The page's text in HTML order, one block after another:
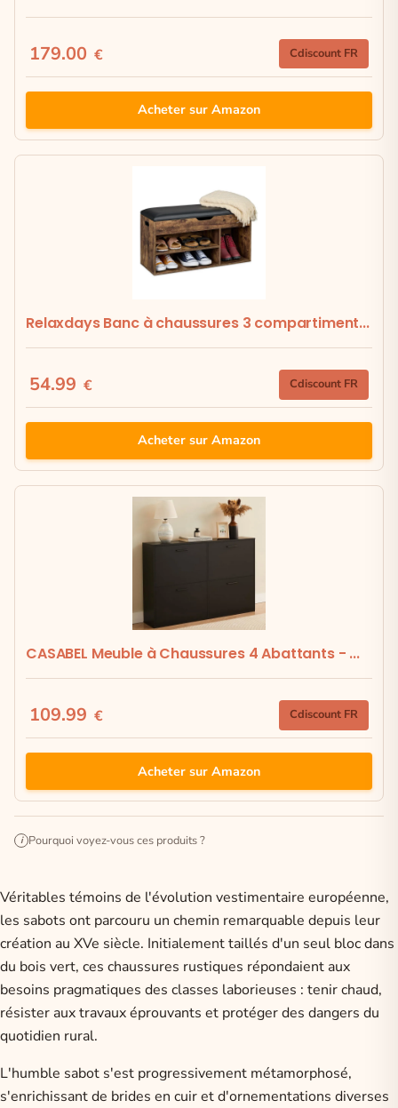
179.00 € Cdiscount FR
Acheter sur Amazon
Relaxdays Banc à chaussures 3 compartiment...
54.99 € Cdiscount FR
Acheter sur Amazon
CASABEL Meuble à Chaussures 4 Abattants - ...
109.99 € Cdiscount FR
Acheter sur Amazon
i Pourquoi voyez-vous ces produits ?
Véritables témoins de l'évolution vestimentaire européenne,
les sabots ont parcouru un chemin remarquable depuis leur
création au XVe siècle. Initialement taillés d'un seul bloc dans
du bois vert, ces chaussures rustiques répondaient aux
besoins pragmatiques des classes laborieuses : tenir chaud,
résister aux travaux éprouvants et protéger des dangers du
quotidien rural.
L'humble sabot s'est progressivement métamorphosé,
s'enrichissant de brides en cuir et d'ornementations diverses